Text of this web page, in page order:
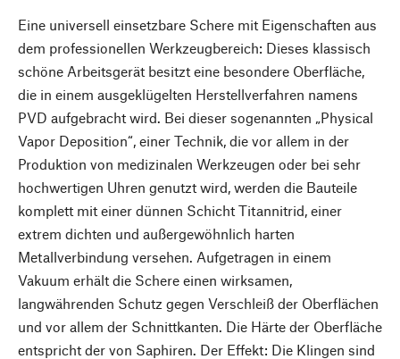
Eine universell einsetzbare Schere mit Eigenschaften aus
dem professionellen Werkzeugbereich: Dieses klassisch
schöne Arbeitsgerät besitzt eine besondere Oberfläche,
die in einem ausgeklügelten Herstellverfahren namens
PVD aufgebracht wird. Bei dieser sogenannten „Physical
Vapor Deposition“, einer Technik, die vor allem in der
Produktion von medizinalen Werkzeugen oder bei sehr
hochwertigen Uhren genutzt wird, werden die Bauteile
komplett mit einer dünnen Schicht Titannitrid, einer
extrem dichten und außergewöhnlich harten
Metallverbindung versehen. Aufgetragen in einem
Vakuum erhält die Schere einen wirksamen,
langwährenden Schutz gegen Verschleiß der Oberflächen
und vor allem der Schnittkanten. Die Härte der Oberfläche
entspricht der von Saphiren. Der Effekt: Die Klingen sind